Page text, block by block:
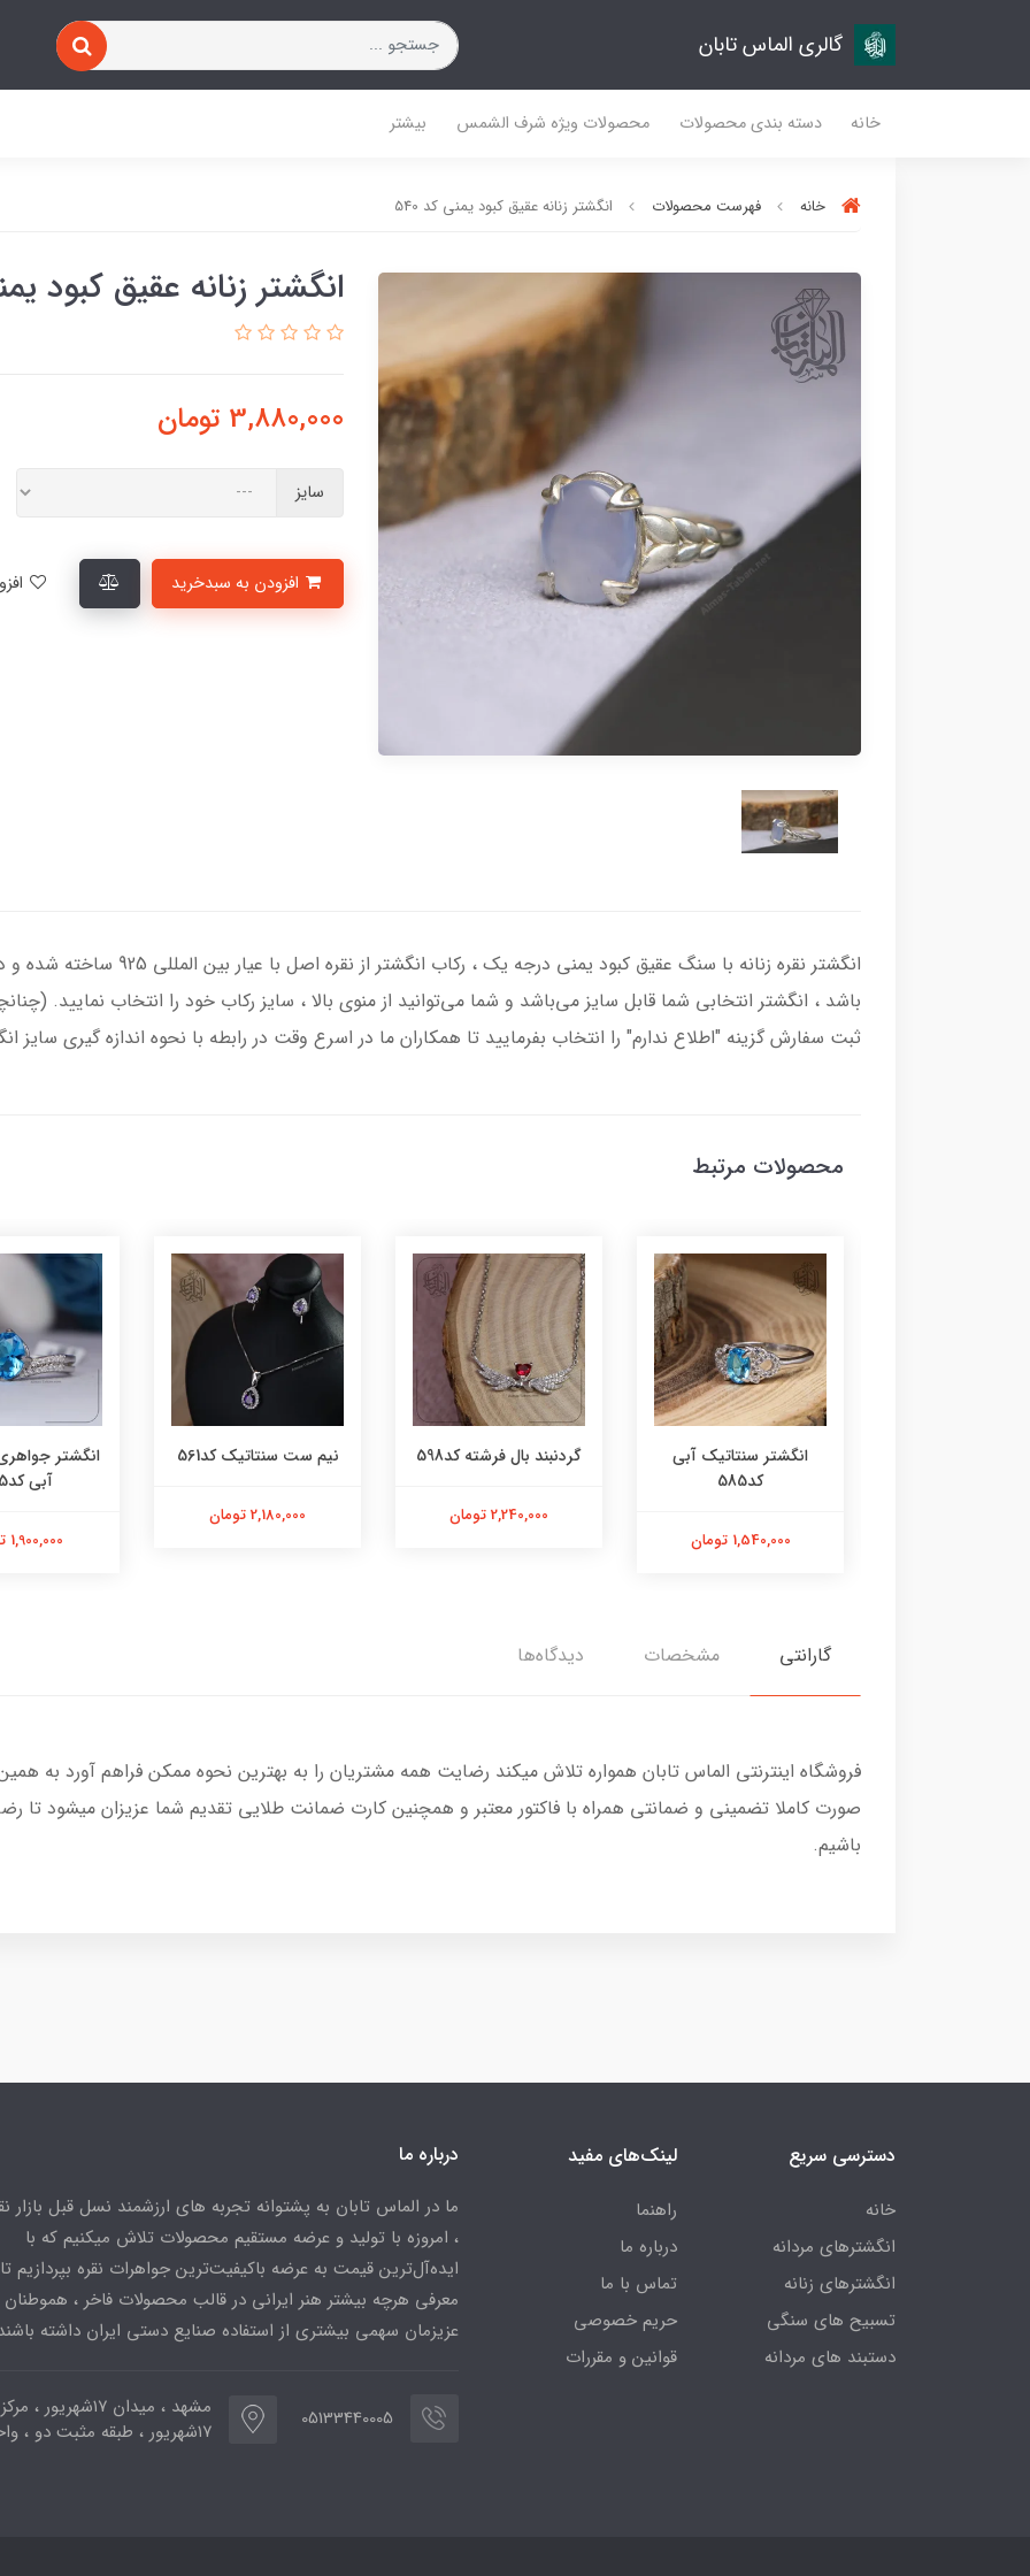
گالری الماس تابان
خانه دسته بندی محصولات محصولات ویژه شرف الشمس بیشتر
خانه فهرست محصولات انگشتر زنانه عقیق کبود یمنی کد 540
انگشتر زنانه عقیق کبود
3,880,000 تومان
سایز
انگشتر نقره زنانه با سنگ عقیق کبود
باشد ، انگشتر انتخابی شما قابل سایز می‌باشد و شما می‌توانید از منوی بالا ، سایز رکاب خود را انتخاب نمایید.
ثبت سفارش گزینه "اطلاع ندارم" را انتخاب بفرمایید تا همکاران ما در اسرع وقت در رابطه با نحوه اندازه گیری سایز
محصولات مرتبط
انگشتر سنتاتیک آبی
کد585
1,540,000 تومان
گردنبند بال فرشته کد598
2,240,000 تومان
نیم ست سنتاتیک کد561
2,180,000 تومان
انگشتر
آبی کد565
1,900,000 تومان
گارانتی مشخصات دیدگاه‌ها
فروشگاه اینترنتی الماس تابان همواره تلاش میکند رضایت همه مشتریان را به بهترین نحوه ممکن فراهم آورد به
صورت کاملا تضمینی و ضمانتی همراه با فاکتور معتبر و همچنین کارت ضمانت طلایی تقدیم شما عزیزان میشود تا
باشیم.
دسترسی سریع
خانه
انگشترهای مردانه
انگشترهای زنانه
تسبیح های سنگی
دستبند های مردانه
لینک‌های مفید
راهنما
درباره ما
تماس با ما
حریم خصوصی
قوانین و مقررات
درباره ما
ما در الماس تابان به پشتوانه تجربه های ارزشمند نسل قبل بازار
، امروزه با تولید و عرضه مستقیم محصولات تلاش میکنیم که با
ایده‌آل‌ترین قیمت به عرضه باکیفیت‌ترین جواهرات نقره بپردازیم تا
معرفی هرچه بیشتر هنر ایرانی در قالب محصولات فاخر ، هموطنان
عزیزمان سهمی بیشتری از استفاده صنایع دستی ایران داشته
05133440005
مشهد ، میدان ۱۷شهریور
۱۷شهریور ، طبقه مثبت دو ، واحد ۷۷۳